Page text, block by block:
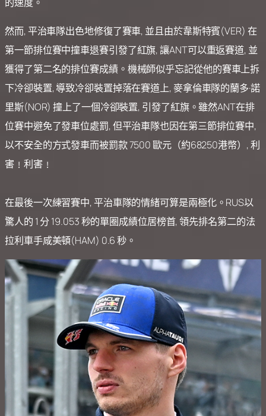
然而, 平治車隊出色地修復了賽車, 並且由於韋斯特賓(VER) 在
第一節排位賽中撞車退賽引發了紅旗, 讓ANT可以重返賽道, 並
獲得了第二名的排位賽成績。機械師似乎忘記從他的賽車上拆
下冷卻裝置, 導致冷卻裝置掉落在賽道上, 麥拿倫車隊的蘭多·諾
里斯(NOR) 撞上了一個冷卻裝置, 引發了紅旗。雖然ANT在排
位賽中避免了發車位處罰, 但平治車隊也因在第三節排位賽中,
以不安全的方式發車而被罰款 7500 歐元（約68250港幣）, 利
害﹗利害﹗
在最後一次練習賽中, 平治車隊的情緒可算是兩極化。RUS以
驚人的 1 分 19.053 秒的單圈成績位居榜首, 領先排名第二的法
拉利車手咸美頓(HAM) 0.6 秒。